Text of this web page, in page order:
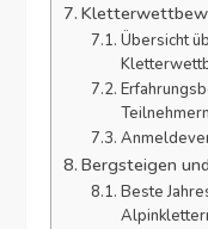
Übersicht
Teilnehmern
Bergsteigen
Beste